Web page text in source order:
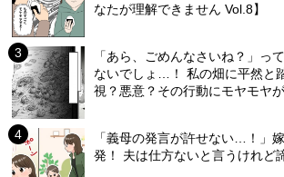
なたが理解できません Vol.8】
「あら、ごめんなさいね？」っ
ないでしょ…！ 私の畑に平然と
視？悪意？その行動にモヤモヤ
「義母の発言が許せない…！」
発！ 夫は仕方ないと言うけれど